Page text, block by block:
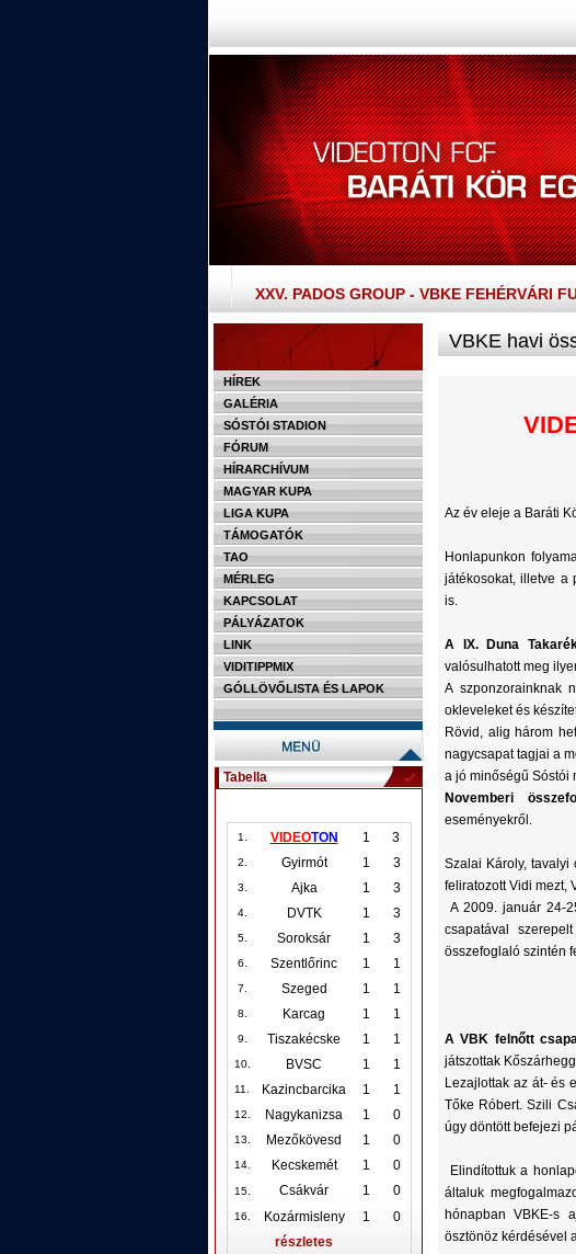
XXV. PADOS GROUP - VBKE FEHÉRVÁRI
HÍREK
GALÉRIA
SÓSTÓI STADION
FÓRUM
HÍRARCHÍVUM
MAGYAR KUPA
LIGA KUPA
TÁMOGATÓK
TAO
MÉRLEG
KAPCSOLAT
PÁLYÁZATOK
LINK
VIDITIPPMIX
GÓLLÖVŐLISTA ÉS LAPOK
Tabella
1. VIDEOTON 1 3
2. Gyirmót 1 3
3. Ajka 1 3
4. DVTK 1 3
5. Soroksár 1 3
6. Szentlőrinc 1 1
7. Szeged 1 1
8. Karcag 1 1
9. Tiszakécske 1 1
10. BVSC 1 1
11. Kazincbarcika 1 1
12. Nagykanizsa 1 0
13. Mezőkövesd 1 0
14. Kecskemét 1 0
15. Csákvár 1 0
16. Kozármisleny 1
0
részletes
VBKE havi
Az év eleje a Baráti
Honlapunkon
játékosokat, illetve a
is.
A IX. Duna
valósulhatott meg
A szponzorainknak
okleveleket és
Rövid, alig három
nagycsapat tagjai a
a jó minőségű Sóstói
Novemberi
eseményekről.
Szalai Károly, tavalyi
feliratozott Vidi mezt,
A 2009. január 24-
csapatával
összefoglaló szintén
A VBK felnőtt
játszottak
Lezajlottak az át- és
Tőke Róbert. Szili
úgy döntött befejezi
Elindítottuk a
általuk
hónapban VBKE-s
ösztönöz kérdésével